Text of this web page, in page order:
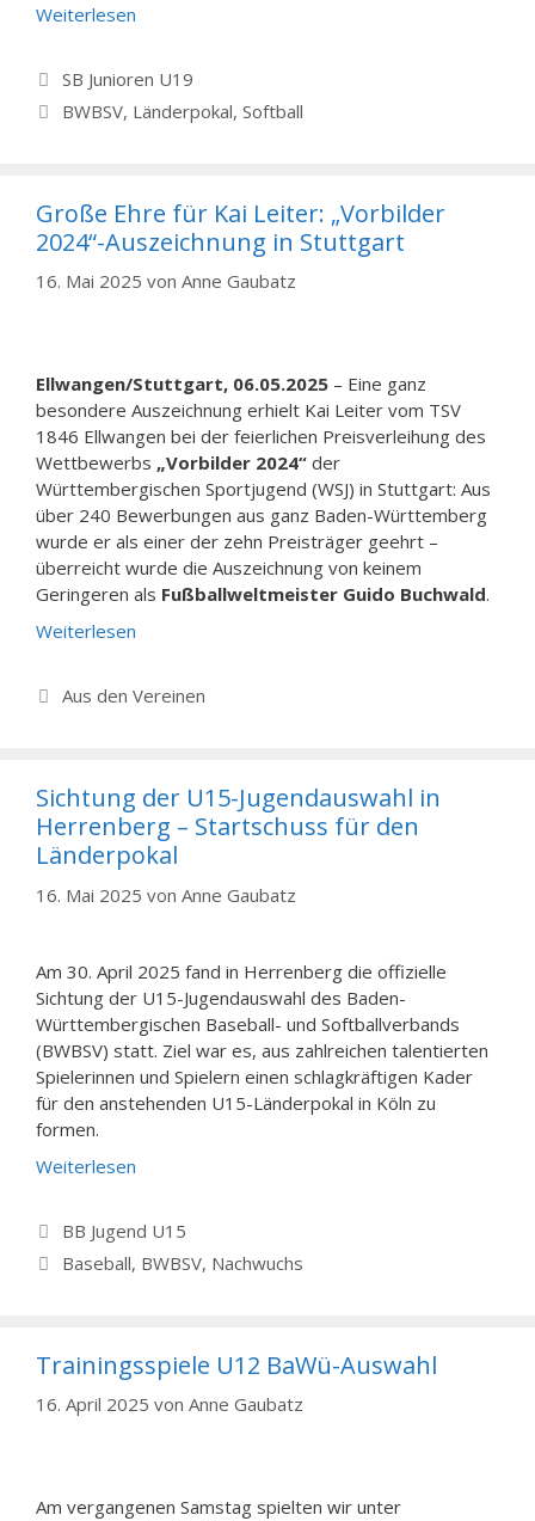
Weiterlesen
Kategorien
SB Junioren U19
Schlagwörter
BWBSV, Länderpokal, Softball
Große Ehre für Kai Leiter: „Vorbilder
2024“-Auszeichnung in Stuttgart
16. Mai 2025 von Anne Gaubatz
Ellwangen/Stuttgart, 06.05.2025 – Eine ganz
besondere Auszeichnung erhielt Kai Leiter vom TSV
1846 Ellwangen bei der feierlichen Preisverleihung des
Wettbewerbs „Vorbilder 2024“ der
Württembergischen Sportjugend (WSJ) in Stuttgart: Aus
über 240 Bewerbungen aus ganz Baden-Württemberg
wurde er als einer der zehn Preisträger geehrt –
überreicht wurde die Auszeichnung von keinem
Geringeren als Fußballweltmeister Guido Buchwald.
Weiterlesen
Kategorien
Aus den Vereinen
Sichtung der U15-Jugendauswahl in
Herrenberg – Startschuss für den
Länderpokal
16. Mai 2025 von Anne Gaubatz
Am 30. April 2025 fand in Herrenberg die offizielle
Sichtung der U15-Jugendauswahl des Baden-
Württembergischen Baseball- und Softballverbands
(BWBSV) statt. Ziel war es, aus zahlreichen talentierten
Spielerinnen und Spielern einen schlagkräftigen Kader
für den anstehenden U15-Länderpokal in Köln zu
formen.
Weiterlesen
Kategorien
BB Jugend U15
Schlagwörter
Baseball, BWBSV, Nachwuchs
Trainingsspiele U12 BaWü-Auswahl
16. April 2025 von Anne Gaubatz
Am vergangenen Samstag spielten wir unter